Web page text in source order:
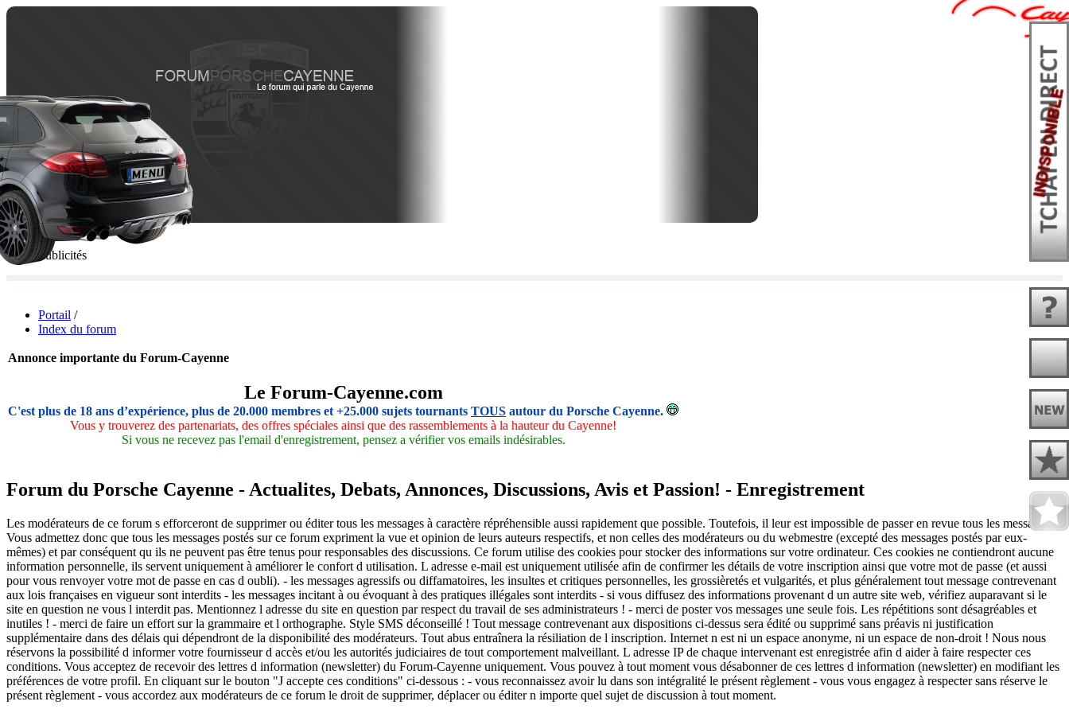
Publicités
Portail /
Index du forum
Annonce importante du Forum-Cayenne
Le Forum-Cayenne.com
C'est plus de 18 ans d’expérience, plus de 20.000 membres et +25.000 sujets tournants TOUS autour du Porsche Cayenne.
Vous y trouverez des partenariats, des offres spéciales ainsi que des rassemblements à la hauteur du Cayenne!
Si vous ne recevez pas l'email d'enregistrement, pensez a vérifier vos emails indésirables.
Forum du Porsche Cayenne - Actualites, Debats, Annonces, Discussions, Avis et Passion! - Enregistrement
Les modérateurs de ce forum s efforceront de supprimer ou éditer tous les messages à caractère répréhensible aussi rapidement que possible. Toutefois, il leur est impossible de passer en revue tous les messages.
Vous admettez donc que tous les messages postés sur ce forum expriment la vue et opinion de leurs auteurs respectifs, et non celles des modérateurs ou du webmestre (excepté des messages postés par eux-
mêmes) et par conséquent qu ils ne peuvent pas être tenus pour responsables des discussions. Ce forum utilise des cookies pour stocker des informations sur votre ordinateur. Ces cookies ne contiendront aucune
information personnelle, ils servent uniquement à améliorer le confort d utilisation. L adresse e-mail est uniquement utilisée afin de confirmer les détails de votre inscription ainsi que votre mot de passe (et aussi
pour vous renvoyer votre mot de passe en cas d oubli). - les messages agressifs ou diffamatoires, les insultes et critiques personnelles, les grossièretés et vulgarités, et plus généralement tout message contrevenant
aux lois françaises en vigueur sont interdits - les messages incitant à ou évoquant à des pratiques illégales sont interdits - si vous diffusez des informations provenant d un autre site web, vérifiez auparavant si le
site en question ne vous l interdit pas. Mentionnez l adresse du site en question par respect du travail de ses administrateurs ! - merci de poster vos messages une seule fois. Les répétitions sont désagréables et
inutiles ! - merci de faire un effort sur la grammaire et l orthographe. Style SMS déconseillé ! Tout message contrevenant aux dispositions ci-dessus sera édité ou supprimé sans préavis ni justification
supplémentaire dans des délais qui dépendront de la disponibilité des modérateurs. Tout abus entraînera la résiliation de l inscription. Internet n est ni un espace anonyme, ni un espace de non-droit ! Nous nous
réservons la possibilité d informer votre fournisseur d accès et/ou les autorités judiciaires de tout comportement malveillant. L adresse IP de chaque intervenant est enregistrée afin d aider à faire respecter ces
conditions. Vous acceptez de recevoir des lettres d information (newsletter) du Forum-Cayenne uniquement. Vous pouvez à tout moment vous désabonner de ces lettres d information (newsletter) en modifiant les
préférences de votre profil. En cliquant sur le bouton "J accepte ces conditions" ci-dessous : - vous reconnaissez avoir lu dans son intégralité le présent règlement - vous vous engagez à respecter sans réserve le
présent règlement - vous accordez aux modérateurs de ce forum le droit de supprimer, déplacer ou éditer n importe quel sujet de discussion à tout moment.